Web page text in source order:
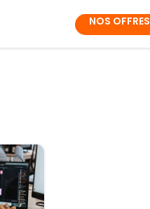
NOS OFFRES